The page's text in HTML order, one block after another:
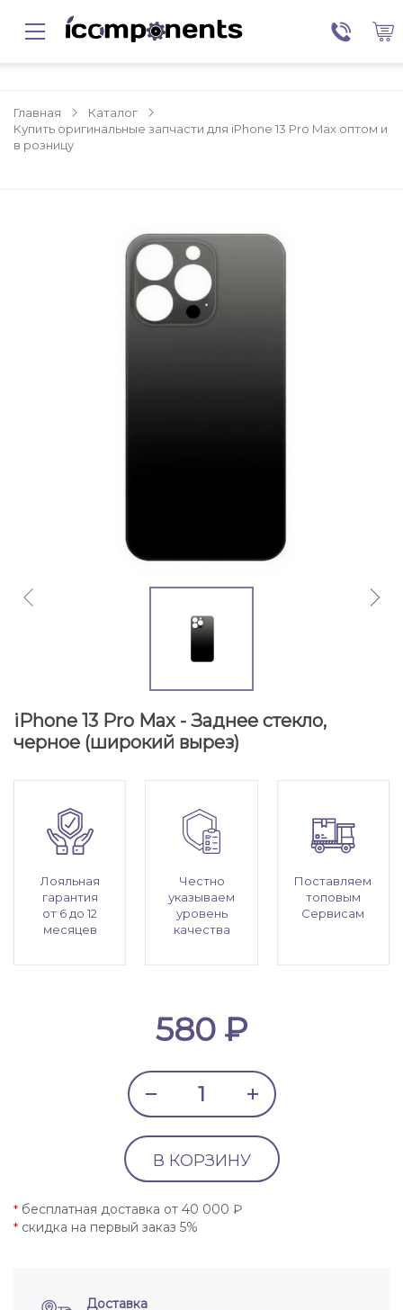
Главная
Каталог
Купить оригинальные запчасти для iPhone 13 Pro Max оптом и
в розницу
iPhone 13 Pro Max - Заднее стекло,
черное (широкий вырез)
Лояльная
гарантия
от 6 до 12
месяцев
Честно
указываем
уровень
качества
Поставляем
топовым
Сервисам
580 ₽
В КОРЗИНУ
* бесплатная доставка от 40 000 ₽
* скидка на первый заказ 5%
Доставка